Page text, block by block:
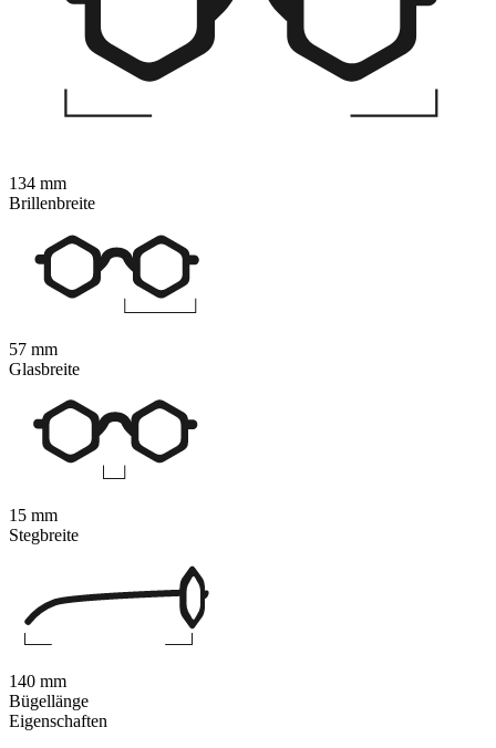
Eigenschaften
134 mm
Brillenbreite
57 mm
Glasbreite
15 mm
Stegbreite
140 mm
Bügellänge